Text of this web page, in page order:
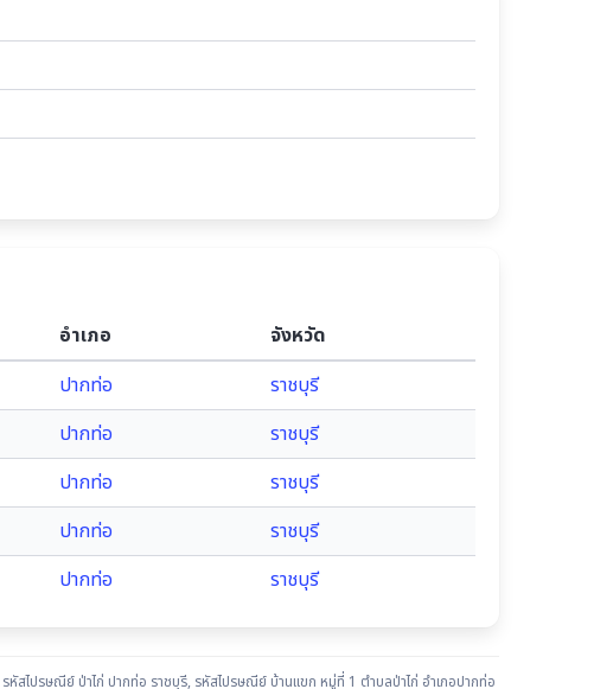
อำเภอ
จังหวัด
ปากท่อ
ราชบุรี
ปากท่อ
ราชบุรี
ปากท่อ
ราชบุรี
ปากท่อ
ราชบุรี
ปากท่อ ราชบุรี
รหัสไปรษณีย์ ป่าไก่ ปากท่อ ราชบุรี, รหัสไปรษณีย์ บ้านแขก หมู่ที่ 1 ตำบลป่าไก่ อำเภอปากท่อ